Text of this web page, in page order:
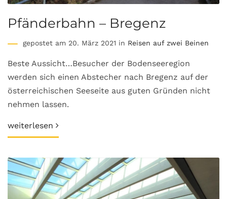
Pfänderbahn – Bregenz
gepostet am 20. März 2021 in Reisen auf zwei Beinen
Beste Aussicht…Besucher der Bodenseeregion
werden sich einen Abstecher nach Bregenz auf der
österreichischen Seeseite aus guten Gründen nicht
nehmen lassen.
weiterlesen